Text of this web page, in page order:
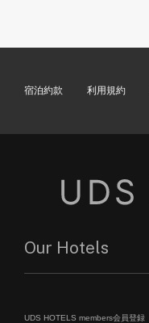
宿泊約款 利用規約
Our Hotels
UDS HOTELS members会員登録